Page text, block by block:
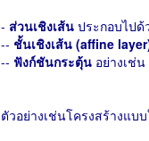
- ส่วนเชิงเส้น ประกอบไปด้
-- ชั้นเชิงเส้น (affine
-- ฟังก์ชันกระตุ้น อย่างเช่
ตัวอย่างเช่นโครงสร้างแบ